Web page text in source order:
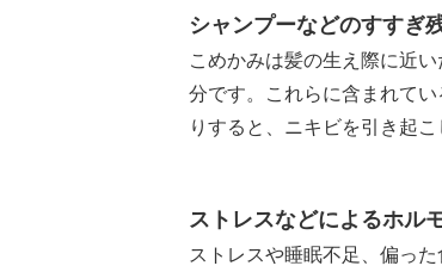
シャンプーなどのすすぎ
こめかみは髪の生え際に近
分です。これらに含まれて
りすると、ニキビを引き起こ
ストレスなどによるホル
ストレスや睡眠不足、偏っ